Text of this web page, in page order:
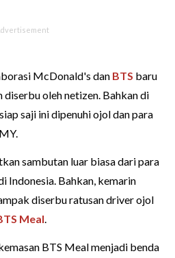
McDonald's dan BTS baru
diserbu oleh netizen. Bahkan di
saji ini dipenuhi ojol dan para
sambutan luar biasa dari para
Indonesia. Bahkan, kemarin
diserbu ratusan driver ojol
Meal.
BTS Meal menjadi benda